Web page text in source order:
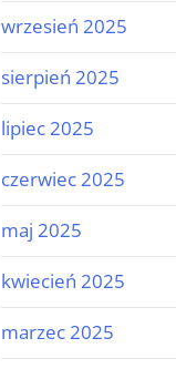
wrzesień 2025
sierpień 2025
lipiec 2025
czerwiec 2025
maj 2025
kwiecień 2025
marzec 2025